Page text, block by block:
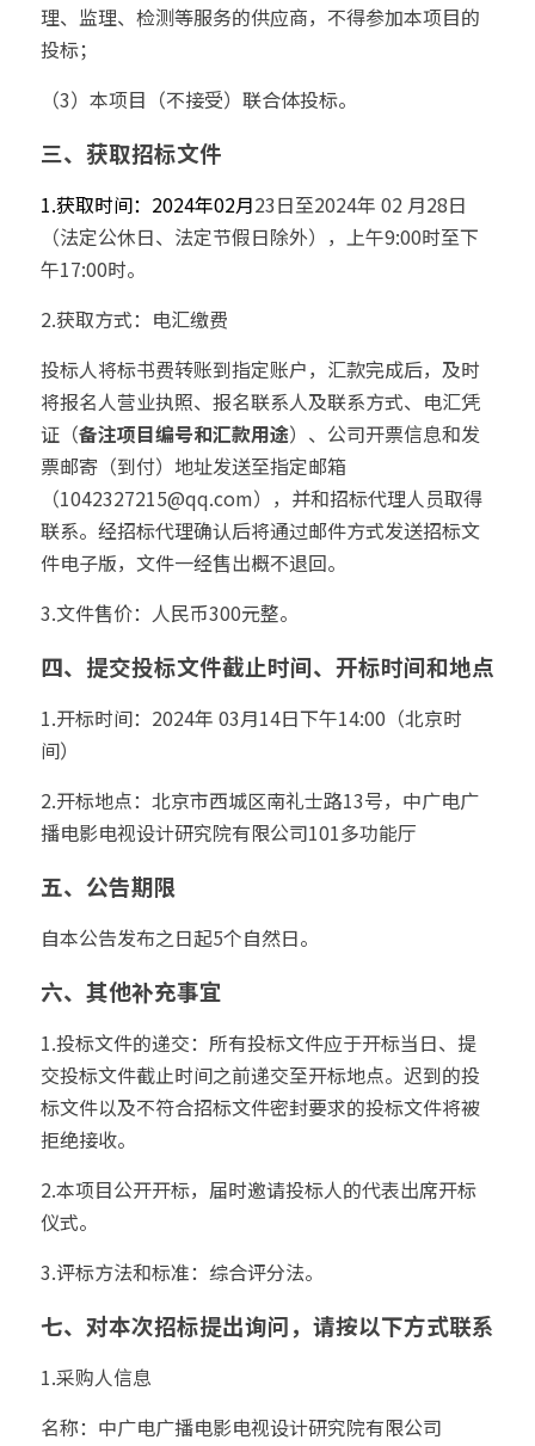
理、监理、检测等服务的供应商，不得参加本项目的
投标；
（3）本项目（不接受）联合体投标。
三、获取招标文件
1.获取时间：2024年02月23日至2024年 02 月28日
（法定公休日、法定节假日除外），上午9:00时至下
午17:00时。
2.获取方式：电汇缴费
投标人将标书费转账到指定账户，汇款完成后，及时
将报名人营业执照、报名联系人及联系方式、电汇凭
证（备注项目编号和汇款用途）、公司开票信息和发
票邮寄（到付）地址发送至指定邮箱
（1042327215@qq.com），并和招标代理人员取得
联系。经招标代理确认后将通过邮件方式发送招标文
件电子版，文件一经售出概不退回。
3.文件售价：人民币300元整。
四、提交投标文件截止时间、开标时间和地点
1.开标时间：2024年 03月14日下午14:00（北京时
间）
2.开标地点：北京市西城区南礼士路13号，中广电广
播电影电视设计研究院有限公司101多功能厅
五、公告期限
自本公告发布之日起5个自然日。
六、其他补充事宜
1.投标文件的递交：所有投标文件应于开标当日、提
交投标文件截止时间之前递交至开标地点。迟到的投
标文件以及不符合招标文件密封要求的投标文件将被
拒绝接收。
2.本项目公开开标，届时邀请投标人的代表出席开标
仪式。
3.评标方法和标准：综合评分法。
七、对本次招标提出询问，请按以下方式联系
1.采购人信息
名称：中广电广播电影电视设计研究院有限公司